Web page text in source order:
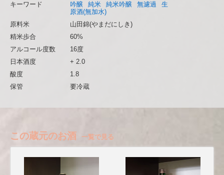
キーワード
吟醸 純米 純米吟醸 無濾過
生
原酒(無加水)
原料米
山田錦(やまだにしき)
精米歩合
60%
アルコール度数
16度
日本酒度
+ 2.0
酸度
1.8
保管
要冷蔵
この蔵元のお酒 一覧で見る